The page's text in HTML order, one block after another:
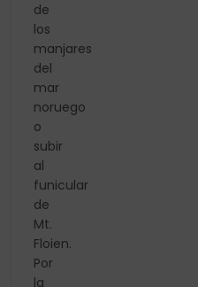
de
los
manjares
del
mar
noruego
o
subir
al
funicular
de
Mt.
Floien.
Por
la